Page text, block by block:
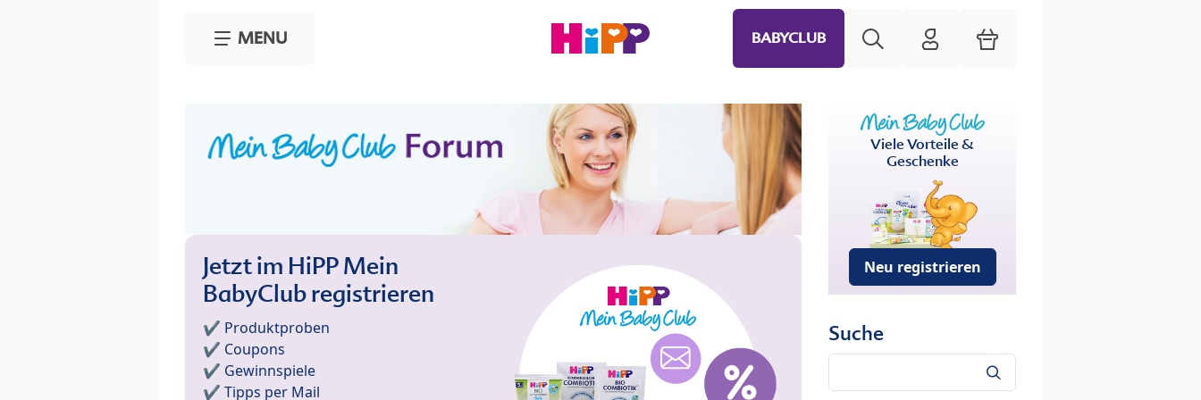
MENU BABYCLUB HiPP Mein Babyclub
Warenkorb
Jetzt im HiPP Mein
BabyClub registrieren
✔️ Produktproben
✔️ Coupons
✔️ Gewinnspiele
✔️ Tipps per Mail
Viele Vorteile &
Geschenke
Neu registrieren
Suche